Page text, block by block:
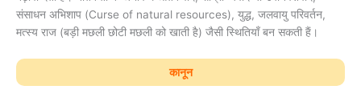
संसाधन अभिशाप (Curse of natural resources), युद्ध, जलवायु परिवर्तन,
मत्स्य राज (बड़ी मछली छोटी मछली को खाती है) जैसी स्थितियाँ बन सकती हैं।
कानून